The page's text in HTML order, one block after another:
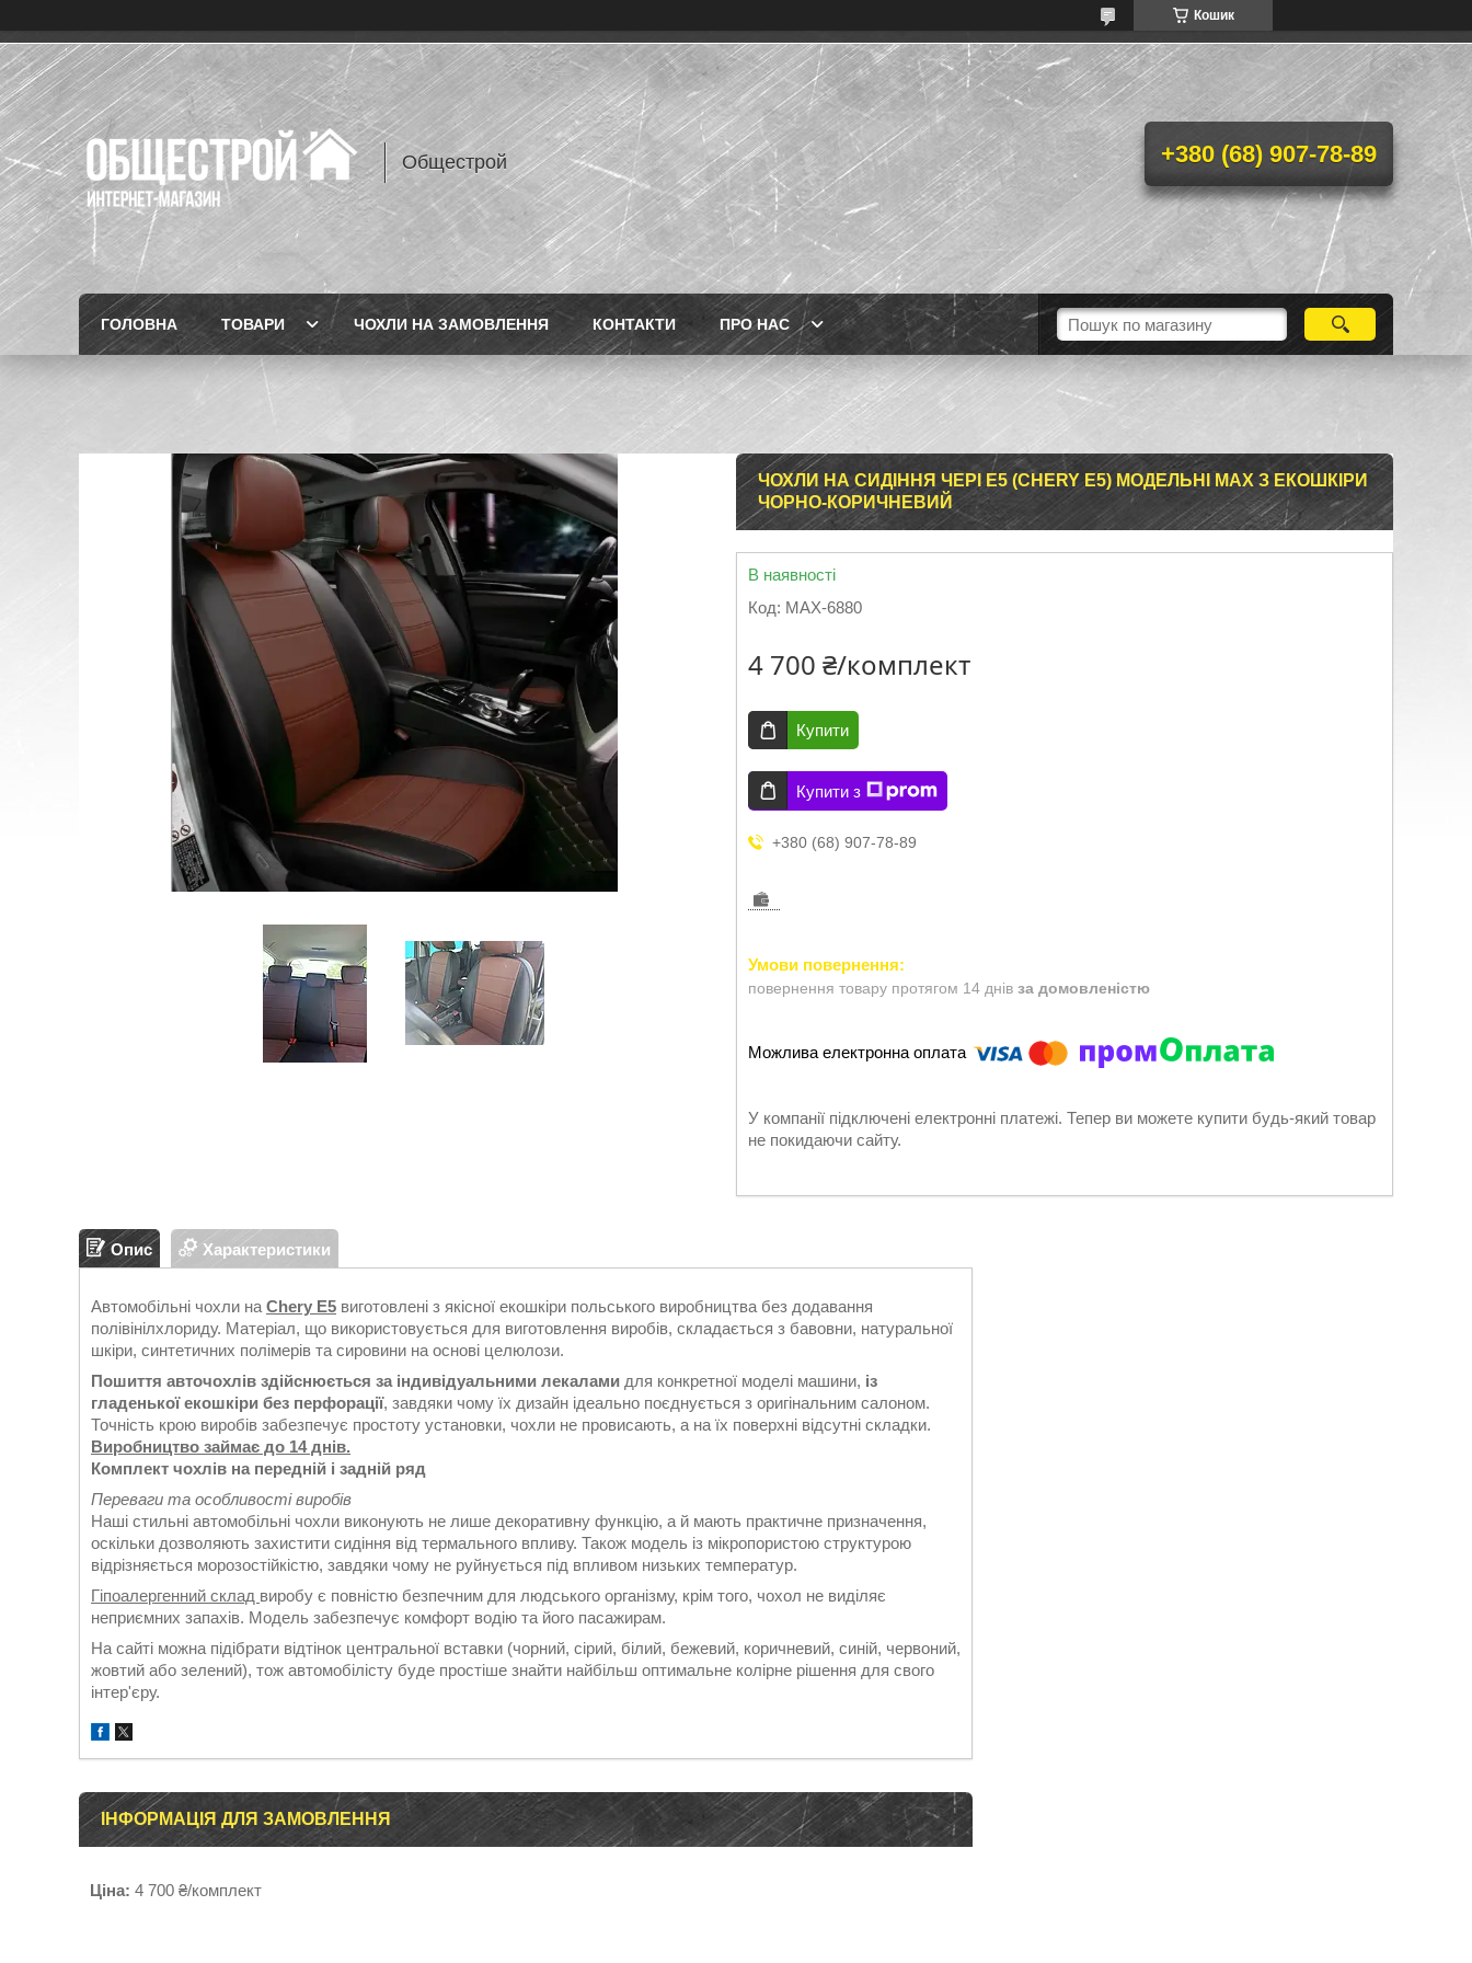
Кошик
Общестрой +380 (68) 907-78-89
ГОЛОВНА ТОВАРИ ЧОХЛИ НА ЗАМОВЛЕННЯ КОНТАКТИ ПРО НАС
ЧОХЛИ НА СИДІННЯ ЧЕРІ Е5 (CHERY E5) МОДЕЛЬНІ MAX З ЕКОШКІРИ
ЧОРНО-КОРИЧНЕВИЙ
В наявності
Код: MAX-6880
4 700 ₴/комплект
Купити
Купити з
+380 (68) 907-78-89
повернення товару протягом 14 днів за домовленістю
У компанії підключені електронні платежі. Тепер ви можете купити будь-який товар
не покидаючи сайту.
Опис Характеристики
Автомобільні чохли на Chery E5 виготовлені з якісної екошкіри польського виробництва без додавання
полівінілхлориду. Матеріал, що використовується для виготовлення виробів, складається з бавовни, натуральної
шкіри, синтетичних полімерів та сировини на основі целюлози.
Пошиття авточохлів здійснюється за індивідуальними лекалами для конкретної моделі машини, із
гладенької екошкіри без перфорації, завдяки чому їх дизайн ідеально поєднується з оригінальним салоном.
Точність крою виробів забезпечує простоту установки, чохли не провисають, а на їх поверхні відсутні складки.
Виробництво займає до 14 днів.
Комплект чохлів на передній і задній ряд
Переваги та особливості виробів
Наші стильні автомобільні чохли виконують не лише декоративну функцію, а й мають практичне призначення,
оскільки дозволяють захистити сидіння від термального впливу. Також модель із мікропористою структурою
відрізняється морозостійкістю, завдяки чому не руйнується під впливом низьких температур.
Гіпоалергенний склад виробу є повністю безпечним для людського організму, крім того, чохол не виділяє
неприємних запахів. Модель забезпечує комфорт водію та його пасажирам.
На сайті можна підібрати відтінок центральної вставки (чорний, сірий, білий, бежевий, коричневий, синій, червоний,
жовтий або зелений), тож автомобілісту буде простіше знайти найбільш оптимальне колірне рішення для свого
інтер'єру.
ІНФОРМАЦІЯ ДЛЯ ЗАМОВЛЕННЯ
Ціна: 4 700 ₴/комплект